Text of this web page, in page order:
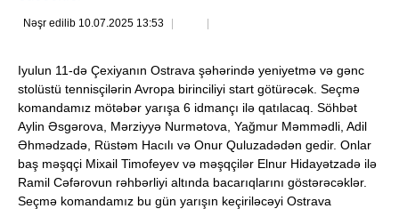
Nəşr edilib 10.07.2025 13:53
Iyulun 11-də Çexiyanın Ostrava şəhərində yeniyetmə və gənc
stolüstü tennisçilərin Avropa birinciliyi start götürəcək. Seçmə
komandamız mötəbər yarışa 6 idmançı ilə qatılacaq. Söhbət
Aylin Əsgərova, Mərziyyə Nurmətova, Yağmur Məmmədli, Adil
Əhmədzadə, Rüstəm Hacılı və Onur Quluzadədən gedir. Onlar
baş məşqçi Mixail Timofeyev və məşqçilər Elnur Hidayətzadə ilə
Ramil Cəfərovun rəhbərliyi altında bacarıqlarını göstərəcəklər.
Seçmə komandamız bu gün yarışın keçiriləcəyi Ostrava